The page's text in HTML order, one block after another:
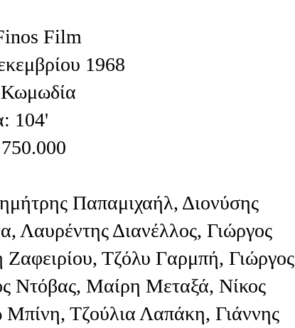
Film
1968
104'
Παπαμιχαήλ, Διονύσης
Λαυρέντης Διανέλλος, Γιώργος
Τζόλυ Γαρμπή, Γιώργος
Ντόβας, Μαίρη Μεταξά, Νίκος
Τζούλια Λαπάκη, Γιάννης